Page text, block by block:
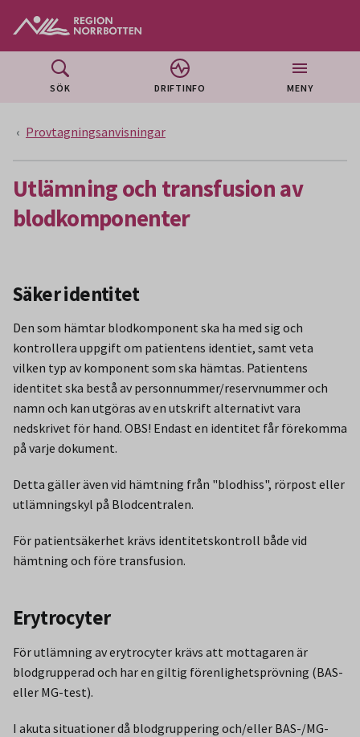
SÖK DRIFTINFO MENY
Provtagningsanvisningar
Utlämning och transfusion av
blodkomponenter
Säker identitet
Den som hämtar blodkomponent ska ha med sig och
kontrollera uppgift om patientens identiet, samt veta
vilken typ av komponent som ska hämtas. Patientens
identitet ska bestå av personnummer/reservnummer och
namn och kan utgöras av en utskrift alternativt vara
nedskrivet för hand. OBS! Endast en identitet får förekomma
på varje dokument.
Detta gäller även vid hämtning från "blodhiss", rörpost eller
utlämningskyl på Blodcentralen.
För patientsäkerhet krävs identitetskontroll både vid
hämtning och före transfusion.
Erytrocyter
För utlämning av erytrocyter krävs att mottagaren är
blodgrupperad och har en giltig förenlighetsprövning (BAS-
eller MG-test).
I akuta situationer då blodgruppering och/eller BAS-/MG-